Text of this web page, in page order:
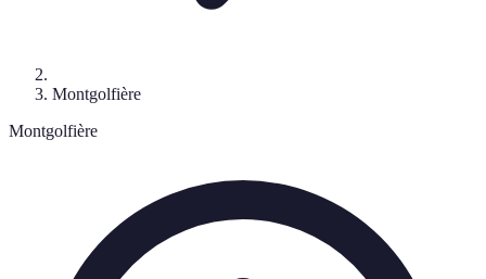
Montgolfière
Montgolfière